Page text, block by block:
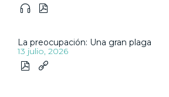
 
La preocupación: Una gran plaga
13 julio, 2026
 